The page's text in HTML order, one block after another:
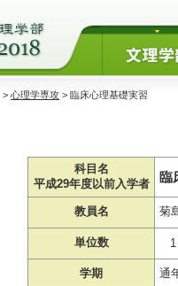
> 心理学専攻 > 臨床心理基礎実習
科目名
平成29年度以前入学者
臨
教員名 菊
単位数 1
学期 通